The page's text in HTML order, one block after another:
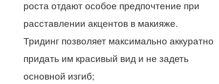
роста отдают особое предпочтение при
расставлении акцентов в макияже.
Тридинг позволяет максимально аккуратно
придать им красивый вид и не задеть
основной изгиб;